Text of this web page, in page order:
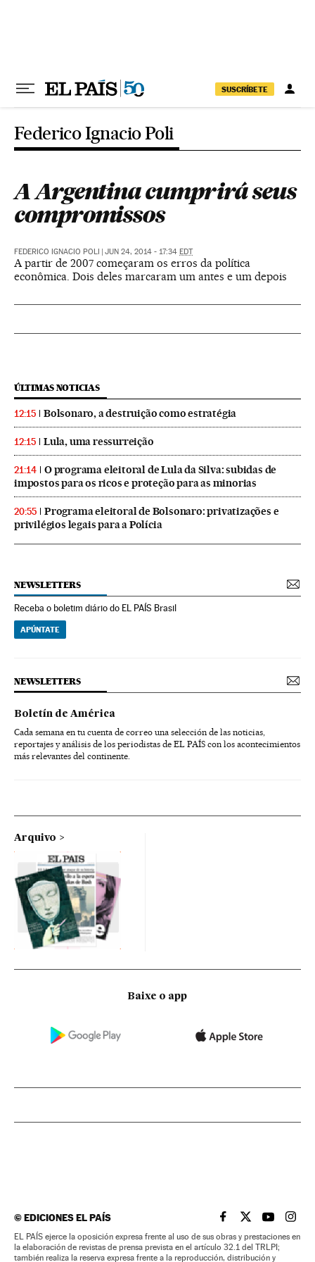
SUSCRÍBETE
Federico Ignacio Poli
A Argentina cumprirá seus
compromissos
FEDERICO IGNACIO POLI | JUN 24, 2014 - 17:34 EDT
A partir de 2007 começaram os erros da política
econômica. Dois deles marcaram um antes e um depois
ÚLTIMAS NOTICIAS
12:15 Bolsonaro, a destruição como estratégia
12:15 Lula, uma ressurreição
21:14
O programa eleitoral de Lula da Silva: subidas de
impostos para os ricos e proteção para as minorias
20:55
Programa eleitoral de Bolsonaro: privatizações e
privilégios legais para a Polícia
NEWSLETTERS
Receba o boletim diário do EL PAÍS Brasil
APÚNTATE
NEWSLETTERS
Boletín de América
Cada semana en tu cuenta de correo una selección de las noticias,
reportajes y análisis de los periodistas de EL PAÍS con los acontecimientos
más relevantes del continente.
Arquivo
Baixe o app
©EDICIONES EL PAÍS EL PAÍS BRASIL EN
EL PAÍSEL PAÍS
EL
EL PAÍS ejerce la oposición expresa frente al uso de sus obras y prestaciones en
la elaboración de revistas de prensa prevista en el artículo 32.1 del TRLPI;
también realiza la reserva expresa frente a la reproducción, distribución y